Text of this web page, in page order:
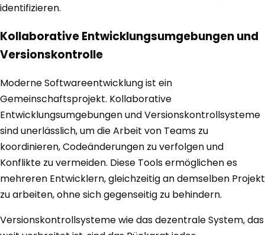
identifizieren.
Kollaborative Entwicklungsumgebungen und
Versionskontrolle
Moderne Softwareentwicklung ist ein
Gemeinschaftsprojekt. Kollaborative
Entwicklungsumgebungen und Versionskontrollsysteme
sind unerlässlich, um die Arbeit von Teams zu
koordinieren, Codeänderungen zu verfolgen und
Konflikte zu vermeiden. Diese Tools ermöglichen es
mehreren Entwicklern, gleichzeitig an demselben Projekt
zu arbeiten, ohne sich gegenseitig zu behindern.
Versionskontrollsysteme wie das dezentrale System, das